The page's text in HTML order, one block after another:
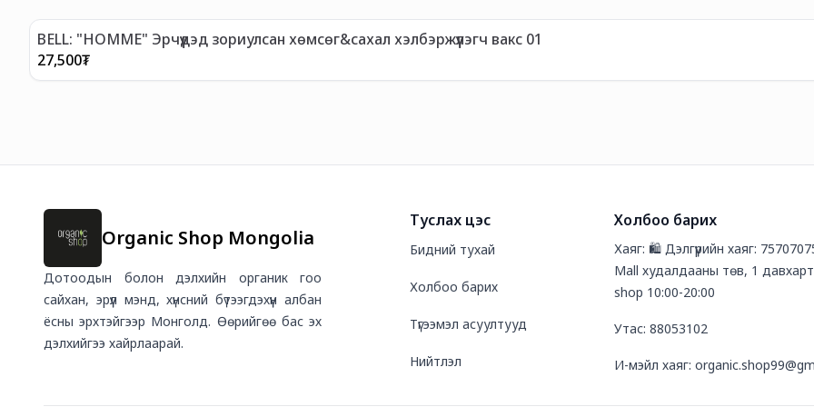
BELL: "HOMME" Эрчүүдэд зориулсан хөмсөг&сахал хэлбэржүүлэгч вакс 01
27,500₮
Organic Shop Mongolia
Дотоодын болон дэлхийн органик гоо
сайхан, эрүүл мэнд, хүнсний бүтээгдэхүүн албан
ёсны эрхтэйгээр Монголд. Өөрийгөө бас эх
дэлхийгээ хайрлаарай.
Туслах цэс
Бидний тухай
Холбоо барих
Түгээмэл асуултууд
Нийтлэл
Холбоо барих
Хаяг: 🛍️ Дэлгүүрийн хаяг:
Mall худалдааны төв, 1
shop 10:00-20:00
Утас: 88053102
И-мэйл хаяг: